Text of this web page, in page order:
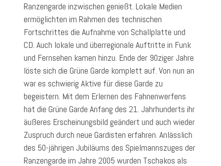
Ranzengarde inzwischen genießt. Lokale Medien
ermöglichten im Rahmen des technischen
Fortschrittes die Aufnahme von Schallplatte und
CD. Auch lokale und überregionale Auftritte in Funk
und Fernsehen kamen hinzu. Ende der 90ziger Jahre
löste sich die Grüne Garde komplett auf. Von nun an
war es schwierig Aktive für diese Garde zu
begeistern. Mit dem Erlernen des Fahnenwerfens
hat die Grüne Garde Anfang des 21. Jahrhunderts ihr
äußeres Erscheinungsbild geändert und auch wieder
Zuspruch durch neue Gardisten erfahren. Anlässlich
des 50-jährigen Jubiläums des Spielmannszuges der
Ranzengarde im Jahre 2005 wurden Tschakos als